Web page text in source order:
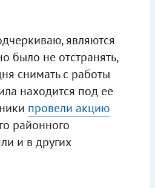
являются
было не отстранять,
снимать с работы
находится под ее
провели акцию
районного
и в других